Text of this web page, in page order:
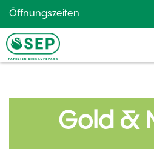
Öffnungszeiten
Gold &